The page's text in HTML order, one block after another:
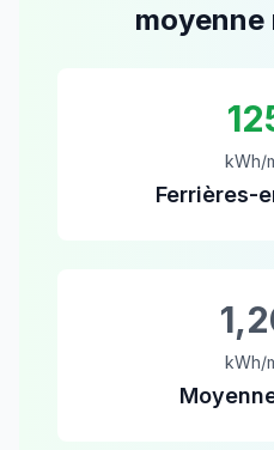
kWh/
Ferrières-
kWh/